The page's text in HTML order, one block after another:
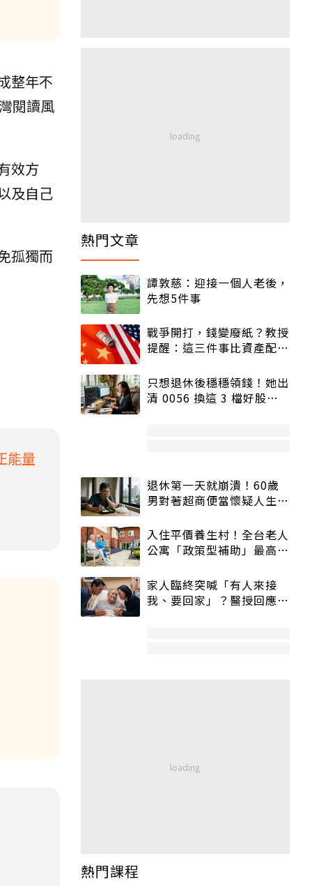
整年不
閱讀風
效方
及自己
孤獨而
能量
熱門文章
譚敦慈：迎接一個人老後，
先想5件事
戰爭開打，錢變廢紙？教授
提醒：這三件事比資產配置
只想退休後穩穩領錢！她出
清 0056 換這 3 檔好股：
退休第一天就崩潰！60歲
男對著超商便當懷疑人生
入住平價養生村！全台老人
公寓「政策型補助」最高打
家人臨終突喊「有人來接
我、要回家」？醫授回應方
熱門課程